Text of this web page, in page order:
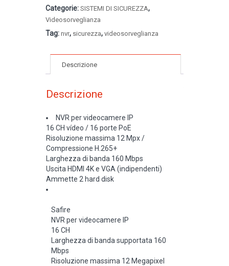
Categorie: SISTEMI DI SICUREZZA,
Videosorveglianza
Tag: nvr, sicurezza, videosorveglianza
Descrizione
Descrizione
NVR per videocamere IP
16 CH vídeo / 16 porte PoE
Risoluzione massima 12 Mpx /
Compressione H.265+
Larghezza di banda 160 Mbps
Uscita HDMI 4K e VGA (indipendenti)
Ammette 2 hard disk
Safire
NVR per videocamere IP
16 CH
Larghezza di banda supportata 160
Mbps
Risoluzione massima 12 Megapixel